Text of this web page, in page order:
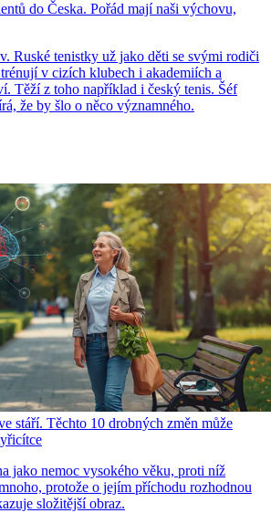
do Česka. Pořád mají naši výchovu,
Ruské tenistky už jako děti se svými rodiči
v cizích klubech i akademiích a
Těží z toho například i český tenis. Šéf
že by šlo o něco významného.
stáří. Těchto 10 drobných změn může
jako nemoc vysokého věku, proti níž
protože o jejím příchodu rozhodnou
složitější obraz.